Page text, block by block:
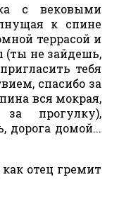
с вековыми
к спине
террасой и
(ты не зайдешь,
тебя
спасибо за
вся мокрая,
прогулку),
дорога домой...
отец гремит